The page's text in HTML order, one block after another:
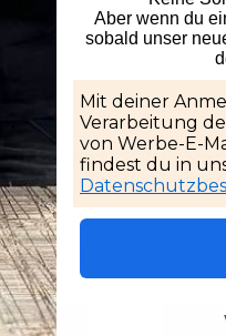
Set
für
2
Dein
um
Aber wenn du
sobald unser
Mit deiner
Verarbeitung
von Werbe-E-
findest du in